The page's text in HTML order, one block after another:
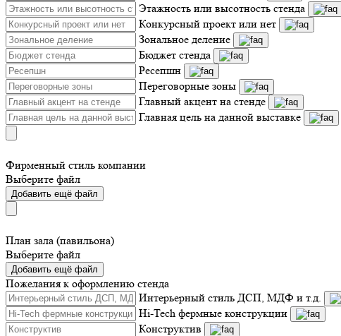
Этажность или высотность стенда
Конкурсный проект или нет
Зональное деление
Бюджет стенда
Ресепшн
Переговорные зоны
Главный акцент на стенде
Главная цель на данной выставке
Фирменный стиль компании
Выберите файл
Добавить ещё файл
План зала (павильона)
Выберите файл
Добавить ещё файл
Пожелания к оформлению стенда
Интерьерный стиль ДСП, МДФ и т.д.
Hi-Tech фермные конструкции
Конструктив